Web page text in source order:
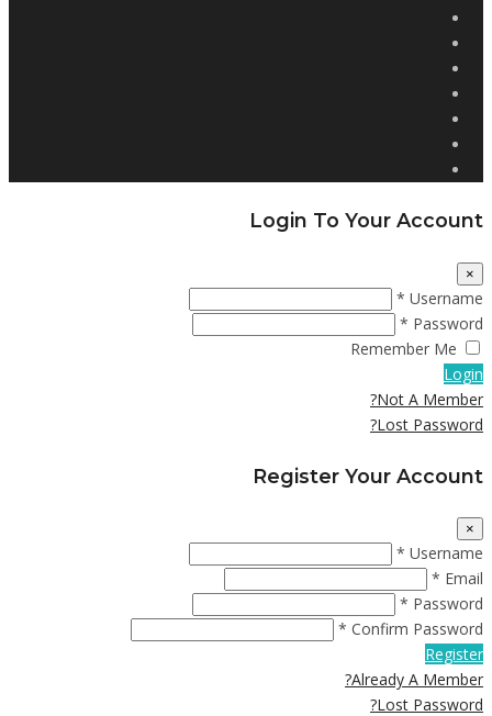
Login To Your Account
×
Username *
Password *
Remember Me
Login
Not A Member?
Lost Password?
Register Your Account
×
Username *
Email *
Password *
Confirm Password *
Register
Already A Member?
Lost Password?